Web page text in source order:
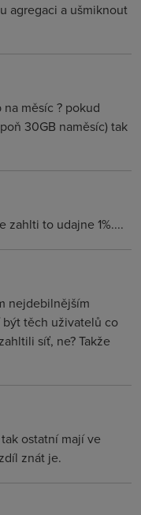
agregaci a ušmiknout
měsíc ? pokud
30GB naměsíc) tak
zahlti to udajne 1%....
nejdebilnějším
být těch uživatelů co
síť, ne? Takže
ostatní mají ve
znát je.